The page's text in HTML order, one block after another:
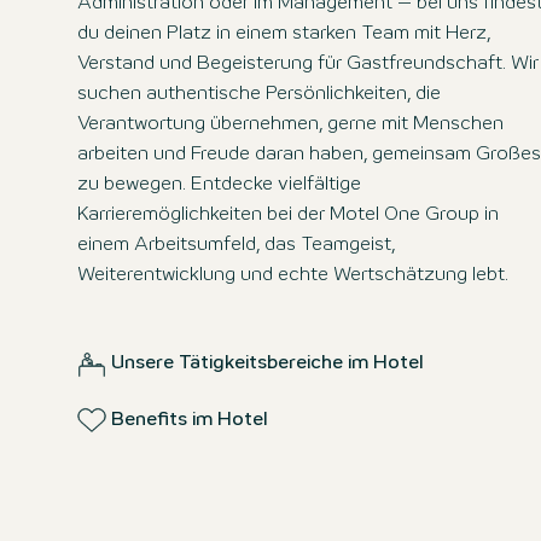
Administration oder im Management – bei uns
du deinen Platz in einem starken Team mit Herz,
Verstand und Begeisterung für Gastfreundschaft. Wir
suchen authentische Persönlichkeiten, die
Verantwortung übernehmen, gerne mit Menschen
arbeiten und Freude daran haben, gemeinsam Großes
zu bewegen. Entdecke vielfältige
Karrieremöglichkeiten bei der Motel One Group in
einem Arbeitsumfeld, das Teamgeist,
Weiterentwicklung und echte Wertschätzung lebt.
Unsere Tätigkeitsbereiche im Hotel
Benefits im Hotel